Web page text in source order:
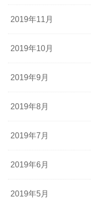
2019年11月
2019年10月
2019年9月
2019年8月
2019年7月
2019年6月
2019年5月